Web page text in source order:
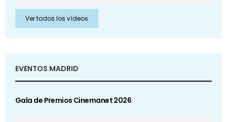
Ver todos los vídeos
EVENTOS MADRID
Gala de Premios Cinemanet 2026